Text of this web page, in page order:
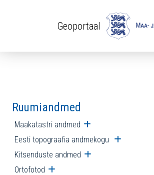
Geoportaal
Ruumiandmed
Maakatastri andmed Ava alammenüü
Eesti topograafia andmekogu Ava
Kitsenduste andmed Ava alammenüü
Ortofotod Ava alammenüü